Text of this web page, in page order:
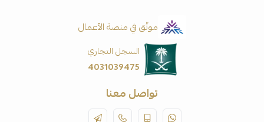
موثّق في منصة الأعمال
السجل التجاري
4031039475
تواصل معنا